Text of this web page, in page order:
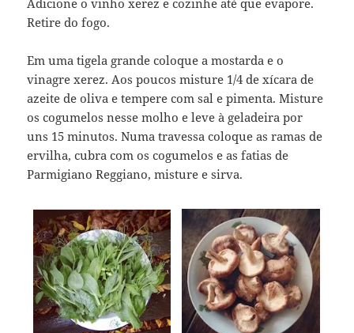
Retire do fogo.
Em uma tigela grande coloque a mostarda e o
vinagre xerez. Aos poucos misture 1/4 de xícara de
azeite de oliva e tempere com sal e pimenta. Misture
os cogumelos nesse molho e leve à geladeira por
uns 15 minutos. Numa travessa coloque as ramas de
ervilha, cubra com os cogumelos e as fatias de
Parmigiano Reggiano, misture e sirva.